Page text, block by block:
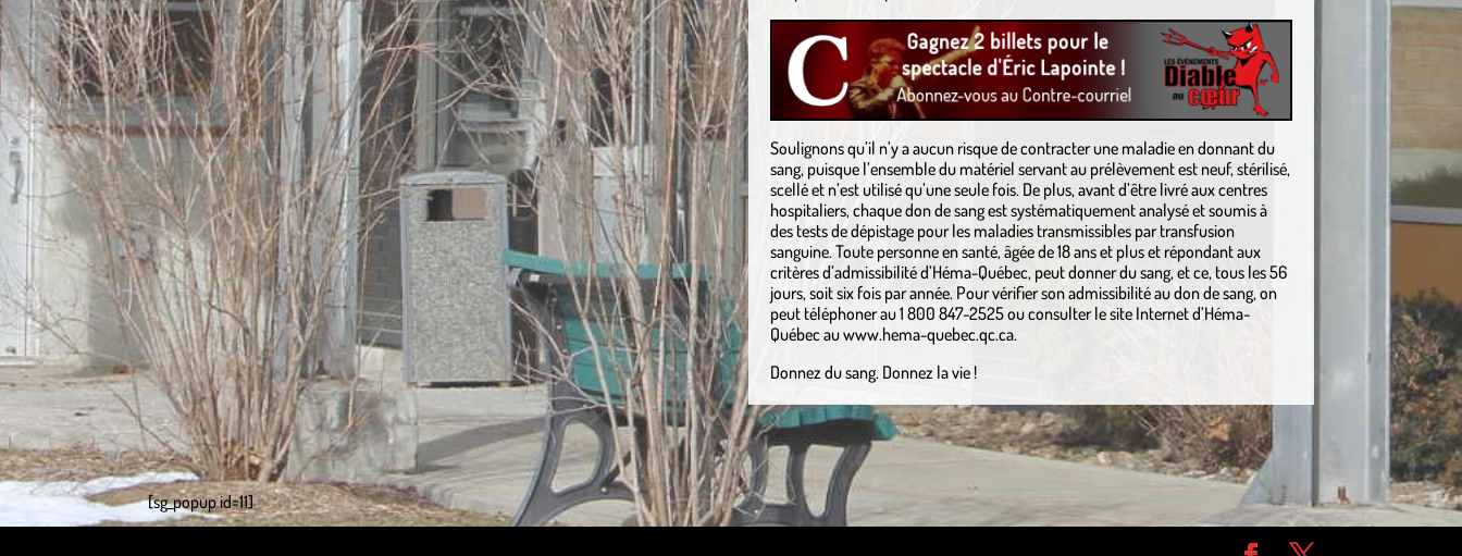
Soulignons qu’il n’y a aucun risque de contracter une maladie en donnant du
sang, puisque l’ensemble du matériel servant au prélèvement est neuf, stérilisé,
scellé et n’est utilisé qu’une seule fois. De plus, avant d’être livré aux centres
hospitaliers, chaque don de sang est systématiquement analysé et soumis à
des tests de dépistage pour les maladies transmissibles par transfusion
sanguine. Toute personne en santé, âgée de 18 ans et plus et répondant aux
critères d’admissibilité d’Héma-Québec, peut donner du sang, et ce, tous les 56
jours, soit six fois par année. Pour vérifier son admissibilité au don de sang, on
peut téléphoner au 1 800 847-2525 ou consulter le site Internet d’Héma-
Québec au www.hema-quebec.qc.ca.
Donnez du sang. Donnez la vie !
[sg_popup id=11]